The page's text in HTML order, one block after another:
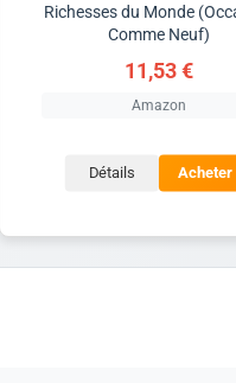
Richesses du Monde
Comme Neuf)
11,53 €
Amazon
Détails Acheter